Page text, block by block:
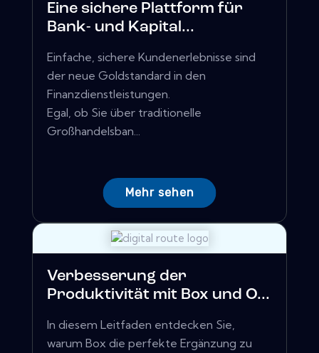
Eine sichere Plattform für
Bank- und Kapital...
Einfache, sichere Kundenerlebnisse sind
der neue Goldstandard in den
Finanzdienstleistungen.
Egal, ob Sie über traditionelle
Großhandelsban...
Mehr sehen
Verbesserung der
Produktivität mit Box und O...
In diesem Leitfaden entdecken Sie,
warum Box die perfekte Ergänzung zu